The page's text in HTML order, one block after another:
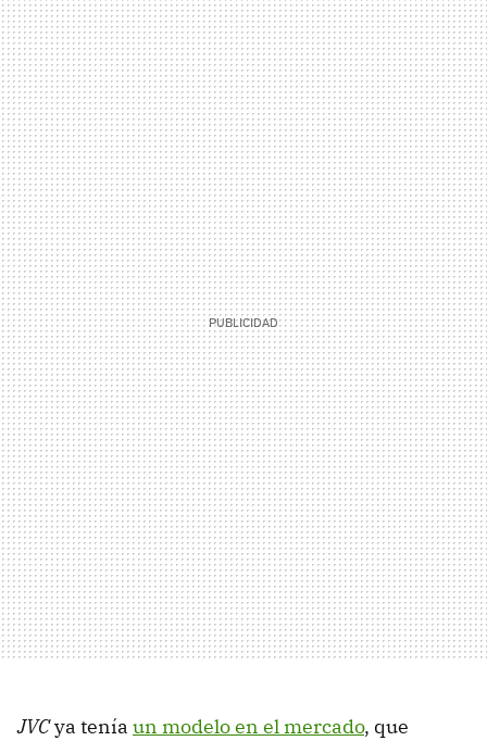
JVCya tenía un modelo en el mercado, que